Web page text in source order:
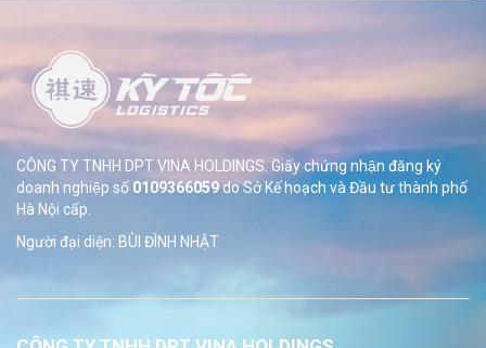
CÔNG TY TNHH DPT VINA HOLDINGS. Giấy chứng nhận đăng ký
doanh nghiệp số 0109366059do SởKế hoạch và Đầu tư thành phố
Hà Nội cấp.
Người đại diện: BÙI ĐÌNH NHẬT